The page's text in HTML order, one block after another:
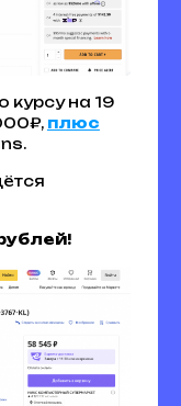
курсу на 19
плюс